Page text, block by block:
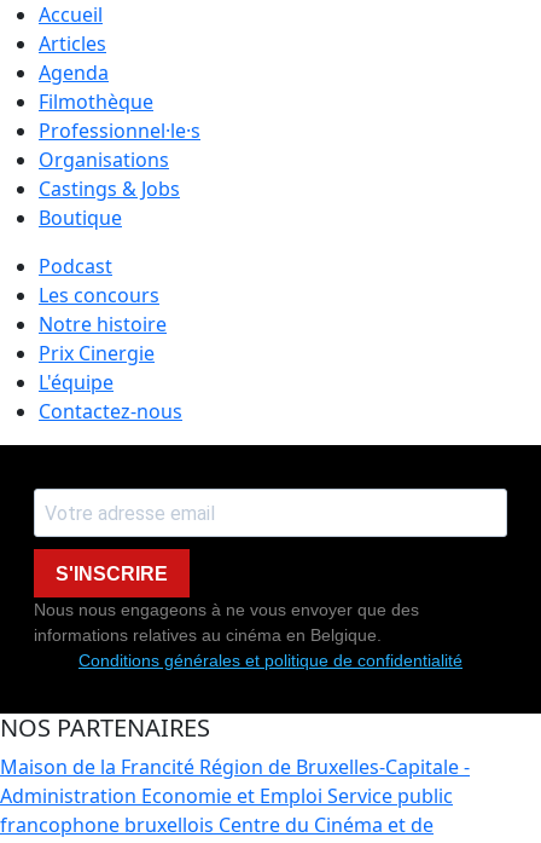
Accueil
Articles
Agenda
Filmothèque
Professionnel·le·s
Organisations
Castings & Jobs
Boutique
Podcast
Les concours
Notre histoire
Prix Cinergie
L'équipe
Contactez-nous
S'INSCRIRE
Nous nous engageons à ne vous envoyer que des
informations relatives au cinéma en Belgique.
Conditions générales et politique de confidentialité
NOS PARTENAIRES
Maison de la Francité Région de Bruxelles-Capitale -
Administration Economie et Emploi Service public
francophone bruxellois Centre du Cinéma et de